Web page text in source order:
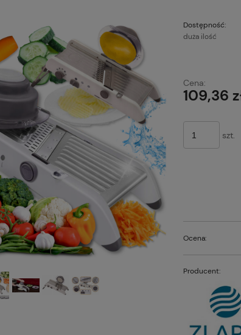
Dostępność:
duża ilość
Cena:
109,36
szt.
Ocena:
Producent: